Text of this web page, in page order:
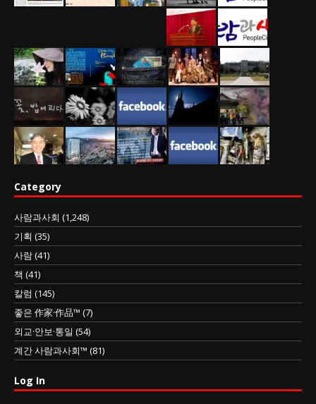
Category
사람과사회 (1,248)
기획 (35)
사람(41)
책 (41)
칼럼 (145)
좋은 作家·作品™ (7)
외교·안보·통일 (54)
계간 사람과사회™ (81)
Log In